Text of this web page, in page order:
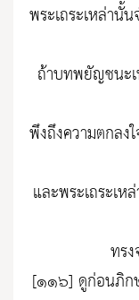
พระเถระเหล่านั้
ถ้าบทพยัญชนะ
พึงถึงความตกลง
และพระเถระเ
ทร
[๑๑๖] ดูก่อนภิก